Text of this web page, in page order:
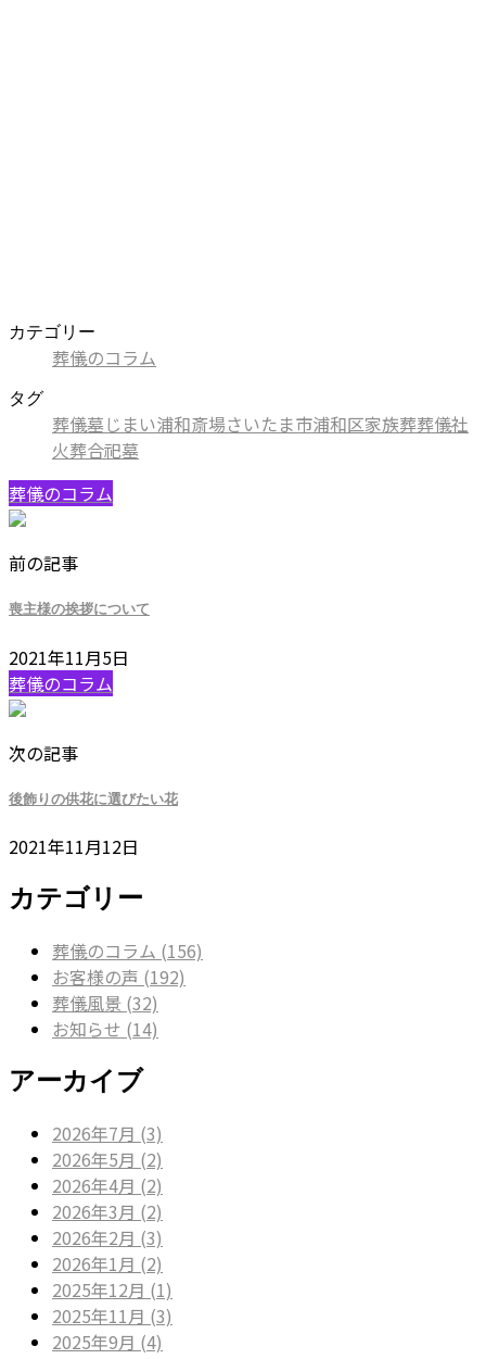
カテゴリー
葬儀のコラム
タグ
葬儀墓じまい浦和斎場さいたま市浦和区家族葬葬儀社
火葬合祀墓
葬儀のコラム
前の記事
喪主様の挨拶について
2021年11月5日
葬儀のコラム
次の記事
後飾りの供花に選びたい花
2021年11月12日
カテゴリー
葬儀のコラム (156)
お客様の声 (192)
葬儀風景 (32)
お知らせ (14)
アーカイブ
2026年7月 (3)
2026年5月 (2)
2026年4月 (2)
2026年3月 (2)
2026年2月 (3)
2026年1月 (2)
2025年12月 (1)
2025年11月 (3)
2025年9月 (4)